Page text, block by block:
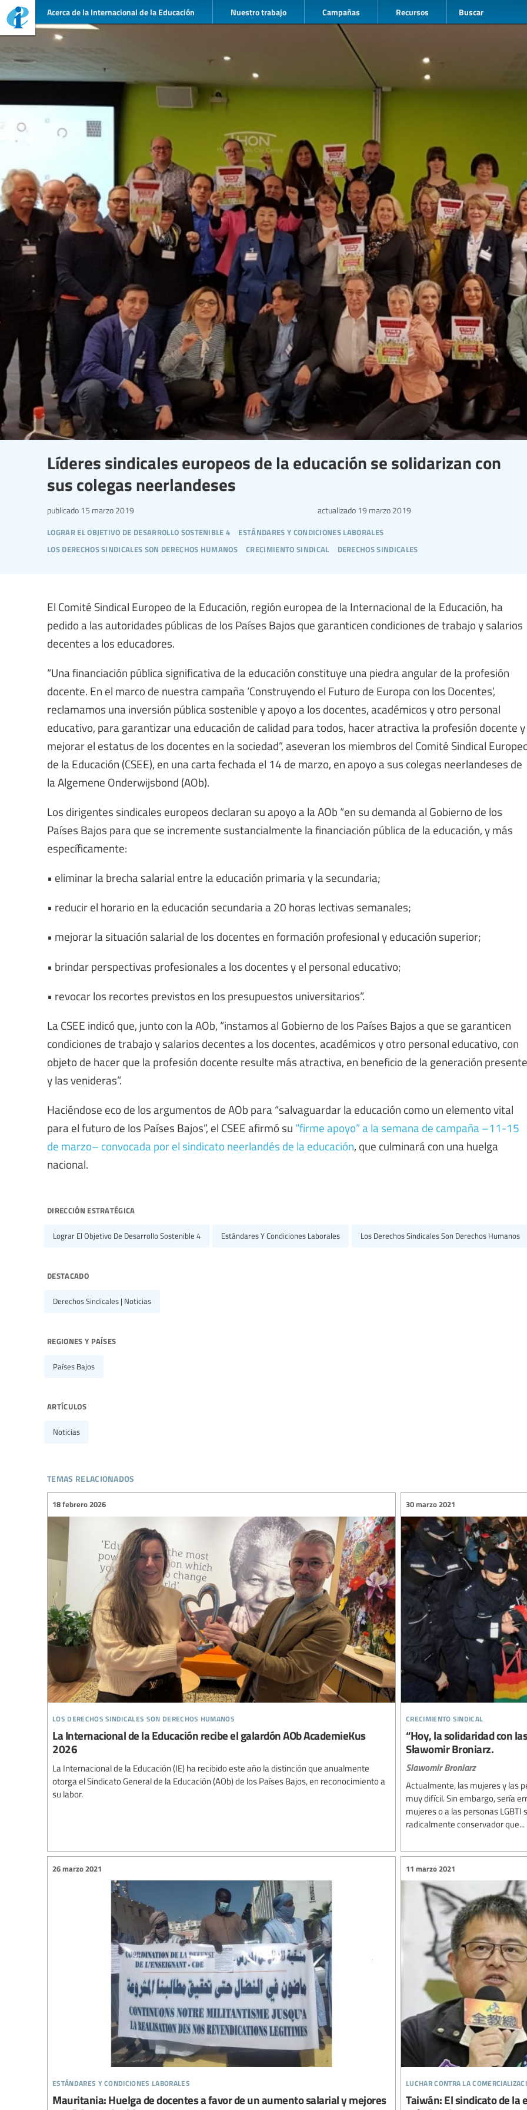
Acerca de la Internacional de la Educación Nuestro trabajo Campañas Recursos Buscar
Líderes sindicales europeos de la educación se solidarizan con
sus colegas neerlandeses
lograr el objetivo de desarrollo sostenible 4 estándares y condiciones laborales
los derechos sindicales son derechos humanos crecimiento sindical derechos sindicales
publicado 15 marzo 2019 actualizado 19 marzo 2019
El Comité Sindical Europeo de la Educación, región europea de la Internacional de la Educación, ha
pedido a las autoridades públicas de los Países Bajos que garanticen condiciones de trabajo y salarios
decentes a los educadores.
“Una financiación pública significativa de la educación constituye una piedra angular de la profesión
docente. En el marco de nuestra campaña ‘Construyendo el Futuro de Europa con los Docentes’,
reclamamos una inversión pública sostenible y apoyo a los docentes, académicos y otro personal
educativo, para garantizar una educación de calidad para todos, hacer atractiva la profesión docente y
mejorar el estatus de los docentes en la sociedad”, aseveran los miembros del Comité Sindical
de la Educación (CSEE), en una carta fechada el 14 de marzo, en apoyo a sus colegas neerlandeses de
la Algemene Onderwijsbond (AOb).
Los dirigentes sindicales europeos declaran su apoyo a la AOb “en su demanda al Gobierno de los
Países Bajos para que se incremente sustancialmente la financiación pública de la educación, y más
específicamente:
• eliminar la brecha salarial entre la educación primaria y la secundaria;
• reducir el horario en la educación secundaria a 20 horas lectivas semanales;
• mejorar la situación salarial de los docentes en formación profesional y educación superior;
• brindar perspectivas profesionales a los docentes y el personal educativo;
• revocar los recortes previstos en los presupuestos universitarios”.
La CSEE indicó que, junto con la AOb, “instamos al Gobierno de los Países Bajos a que se garanticen
condiciones de trabajo y salarios decentes a los docentes, académicos y otro personal educativo, con
objeto de hacer que la profesión docente resulte más atractiva, en beneficio de la generación presente
y las venideras”.
Haciéndose eco de los argumentos de AOb para “salvaguardar la educación como un elemento vital
para el futuro de los Países Bajos”, el CSEE afirmó su “firme apoyo” a la semana de campaña –11-15
de marzo– convocada por el sindicato neerlandés de la educación, que culminará con una huelga
nacional.
dirección estratégica
Lograr El Objetivo De Desarrollo Sostenible 4 Estándares Y Condiciones Laborales Los Derechos Sindicales Son Derechos Humanos
destacado
Derechos Sindicales | Noticias
regiones y países
Países Bajos
artículos
Noticias
temas relacionados
los derechos sindicales son derechos humanos
18 febrero 2026
La Internacional de la Educación recibe el galardón AOb AcademieKus
2026
La Internacional de la Educación (IE) ha recibido este año la distinción que anualmente
otorga el Sindicato General de la Educación (AOb) de los Países Bajos, en reconocimiento a
su labor.
crecimiento sindical
30 marzo 2021
“Hoy, la solidaridad con
Sławomir Broniarz.
Slawomir Broniarz
Actualmente, las mujeres y las
muy difícil. Sin embargo, sería
mujeres o a las personas
radicalmente conservador que...
estándares y condiciones laborales
26 marzo 2021
Mauritania: Huelga de docentes a favor de un aumento salarial y mejores
luchar contra la
11 marzo 2021
Taiwán: El sindicato de la